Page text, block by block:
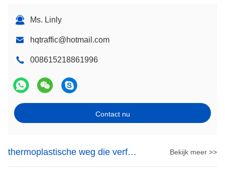
Ms. Linly
hqtraffic@hotmail.com
008615218861996
Contact nu
thermoplastische weg die verf
Bekijk meer >>